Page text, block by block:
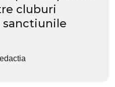
cluburi
sanctiunile